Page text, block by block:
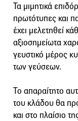
Τα μιμητικά
πρωτότυπες και
έχει μελετηθεί
αξιοσημείωτα
γευστικό μέρος
των γεύσεων.
Το απαραίτητο
του κλάδου θα
και στο πλαίσιο